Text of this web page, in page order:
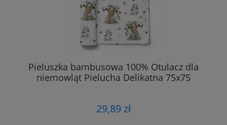
Pieluszka bambusowa 100% Otulacz dla
niemowląt Pielucha Delikatna 75x75
29,89 zł